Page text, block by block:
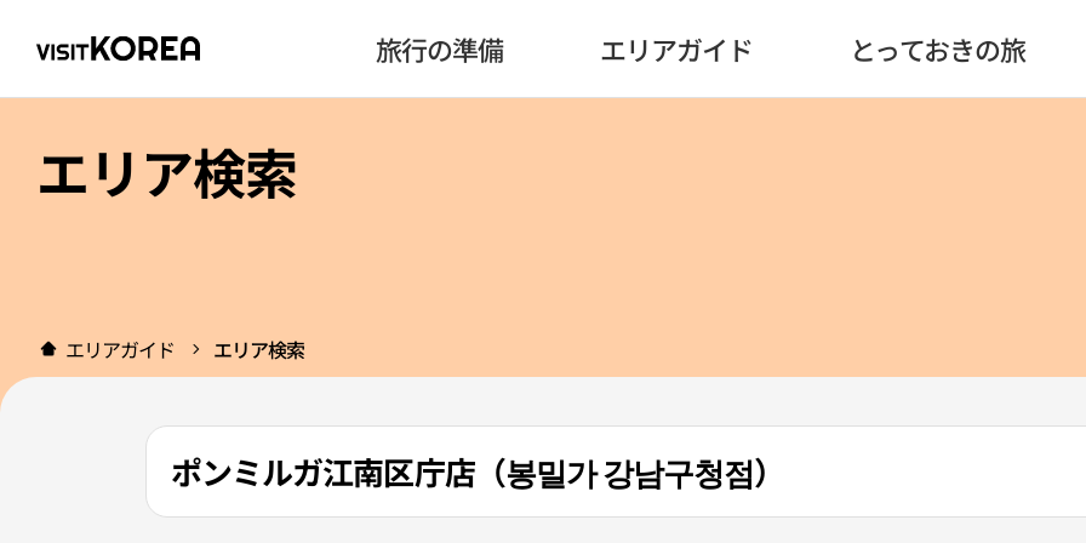
旅行の準備 エリアガイド とっておきの旅
エリア検索
エリアガイド エリア検索
ポンミルガ江南区庁店（봉밀가 강남구청점）